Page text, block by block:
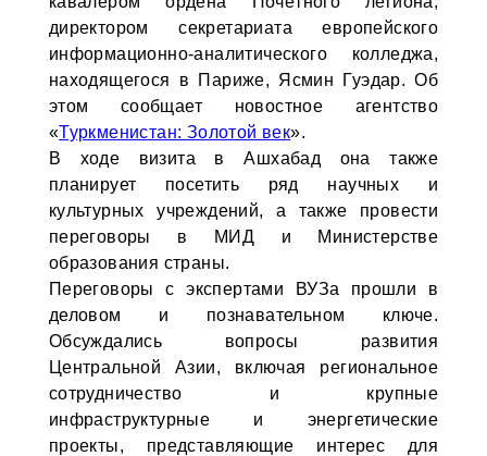
директором секретариата европейского
информационно-аналитического колледжа,
находящегося в Париже, Ясмин Гуэдар. Об
этом сообщает новостное агентство
«Туркменистан: Золотой век».
В ходе визита в Ашхабад она также
планирует посетить ряд научных и
культурных учреждений, а также провести
переговоры в МИД и Министерстве
образования страны.
Переговоры с экспертами ВУЗа прошли в
деловом и познавательном ключе.
Обсуждались вопросы развития
Центральной Азии, включая региональное
сотрудничество и крупные
инфраструктурные и энергетические
проекты, представляющие интерес для